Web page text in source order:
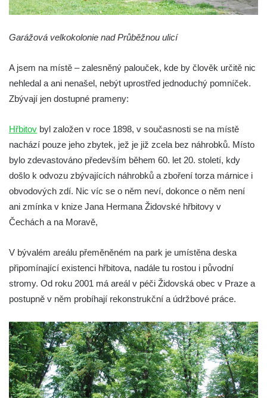
(Aussig)
(Deutsch Rust či Teutschenrust)
Židovský hřbitov Drahonice (Drahenz)
Židovský hřbitov Rabštejn nad Střelou
Židovský hřbitov Kynšperk nad Ohří
(Königsberg an der Eger)
Starý židovský hřbitov v České Lípě
(Böhmisch Leipa)
Židovský hřbitov Karlovy Vary (Karlsbad)
Tuschkau)
Židovský hřbitov Hluboká nad Vltavou
(Frauenberg)
(Auscha)
Židovský hřbitov Český Krumlov (Krummau)
Židovský hřbitov Úbočí (Amonsgrün) pod
hradem Boršengrýn
Židovský hřbitov Malá Šitboř (Klein-
Garážová velkokolonie nad Průběžnou ulicí
A jsem na místě – zalesněný palouček, kde by člověk určitě nic
nehledal a ani nenašel, nebýt uprostřed jednoduchý pomníček.
Zbývají jen dostupné prameny:
Hřbitov byl založen v roce 1898, v současnosti se na místě
nachází pouze jeho zbytek, jež je již zcela bez náhrobků. Místo
bylo zdevastováno především během 60. let 20. století, kdy
došlo k odvozu zbývajících náhrobků a zboření torza márnice i
obvodových zdí. Nic víc se o něm neví, dokonce o něm není
ani zmínka v knize Jana Hermana Židovské hřbitovy v
Čechách a na Moravě,
V bývalém areálu přeměněném na park je umístěna deska
připomínající existenci hřbitova, nadále tu rostou i původní
stromy. Od roku 2001 má areál v péči Židovská obec v Praze a
postupně v něm probíhají rekonstrukční a údržbové práce.